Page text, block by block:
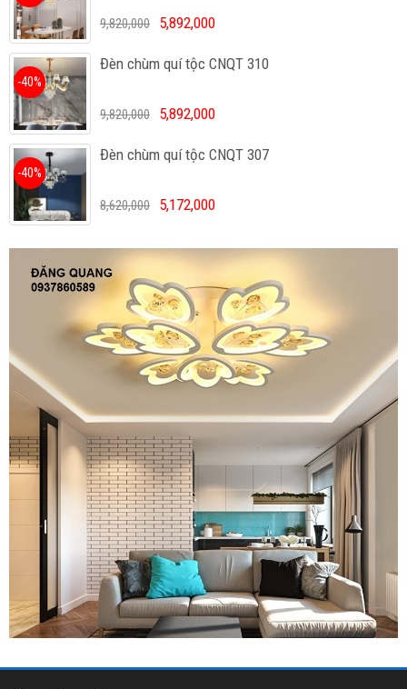
9,820,000 5,892,000
Đèn chùm quí tộc CNQT 310
-40%
9,820,000 5,892,000
Đèn chùm quí tộc CNQT 307
-40%
8,620,000 5,172,000